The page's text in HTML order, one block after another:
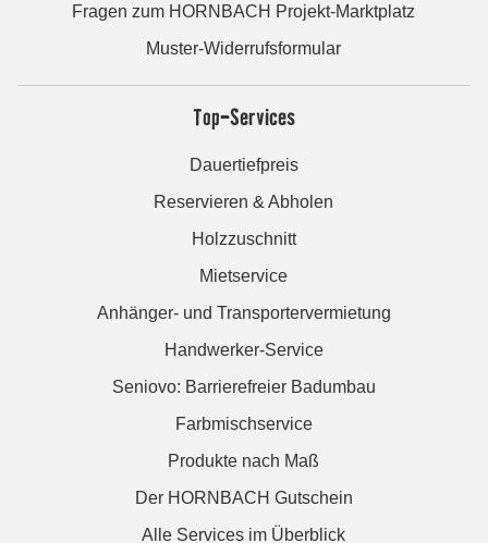
Fragen zum HORNBACH Projekt-Marktplatz
Muster-Widerrufsformular
Top-Services
Dauertiefpreis
Reservieren & Abholen
Holzzuschnitt
Mietservice
Anhänger- und Transportervermietung
Handwerker-Service
Seniovo: Barrierefreier Badumbau
Farbmischservice
Produkte nach Maß
Der HORNBACH Gutschein
Alle Services im Überblick